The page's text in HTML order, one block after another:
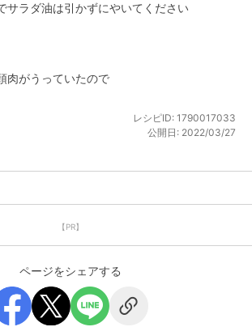
サラダ油は引かずにやいてください
肉がうっていたので
レシピID: 1790017033
公開日: 2022/03/27
【PR】
ページをシェアする